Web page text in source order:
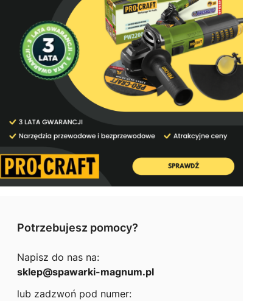
Potrzebujesz pomocy?
Napisz do nas na:
sklep@spawarki-magnum.pl
lub zadzwoń pod numer: